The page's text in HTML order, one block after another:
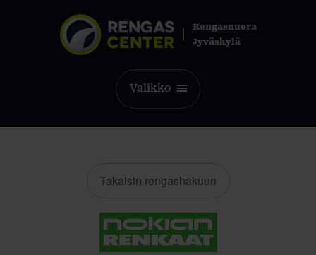
Rengasnuora
Jyväskylä
Valikko
Takaisin rengashakuun